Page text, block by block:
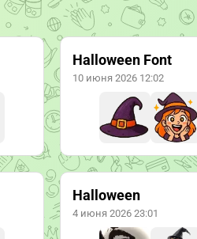
Halloween Font
10 июня 2026 12:02
Halloween
4 июня 2026 23:01